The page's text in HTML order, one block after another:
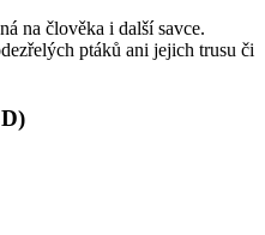
na člověka i další savce.
ptáků ani jejich trusu či